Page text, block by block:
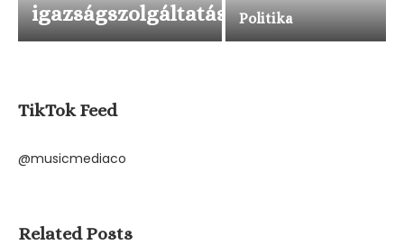
igazságszolgáltatás
Politika
TikTok Feed
@musicmediaco
Related Posts